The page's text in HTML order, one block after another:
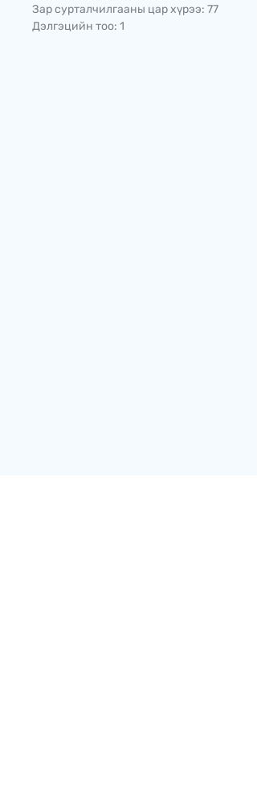
Зар сурталчилгааны цар хүрээ: 77
Дэлгэцийн тоо: 1